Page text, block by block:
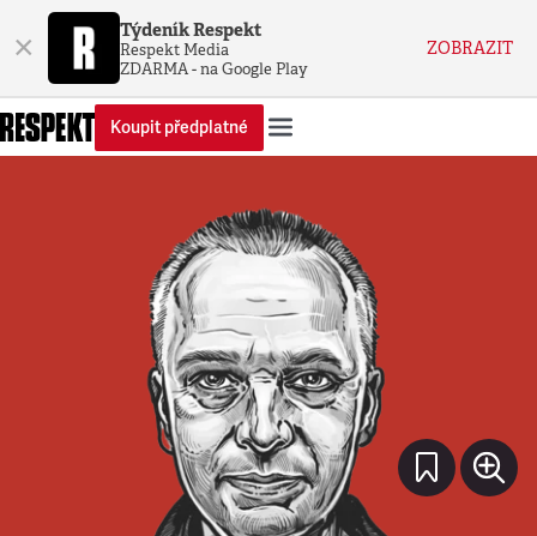
× Týdeník Respekt
Respekt Media
ZDARMA - na Google Play
ZOBRAZIT
Koupit předplatné